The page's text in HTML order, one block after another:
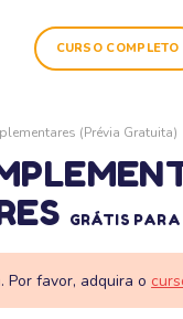
CURSO COMPLETO
(Prévia Gratuita)
GRÁTIS
Por favor, adquira o